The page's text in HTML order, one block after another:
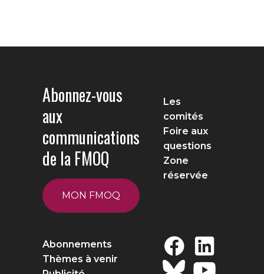
Abonnez-vous
aux
communications
de la FMOQ
MON FMOQ
Les
comités
Foire aux
questions
Zone
réservée
Abonnements
Thèmes à venir